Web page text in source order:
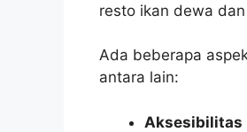
resto ikan dewa
Ada beberapa
antara lain:
Aksesibilitas